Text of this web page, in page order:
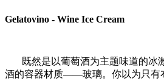
Gelatovino - Wine Ice Cream
既然是以葡萄酒为主题味道的冰
酒的容器材质——玻璃。你以为只有